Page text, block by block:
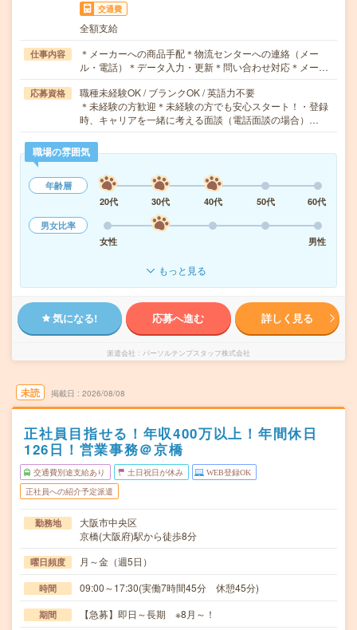
交通費
全額支給
仕事内容
＊メーカーへの商品手配＊物流センターへの連絡（メー
ル・電話）＊データ入力・更新＊問い合わせ対応＊メー…
応募資格
職種未経験OK / ブランクOK / 英語力不要
＊未経験の方歓迎＊未経験の方でも安心スタート！・登録
時、キャリアを一緒に考える面談（電話面談の場合）…
職場の雰囲気
年齢層
20代
30代 40代 50代
60代
男女比率
女性
男性
もっと見る
気になる! 応募へ進む 詳しく見る
派遣会社 パーソルテンプスタッフ株式会社
未読 掲載日 2026/08/08
正社員目指せる！年収400万以上！年間休日
126日！営業事務＠京橋
交通費別途支給あり 土日祝日が休み WEB登録OK
正社員への紹介予定派遣
勤務地
大阪市中央区
京橋(大阪府)駅から徒歩8分
曜日頻度 月～金（週5日）
時間 09:00～17:30(実働7時間45分 休憩45分)
期間 【急募】即日～長期 ※8月～！